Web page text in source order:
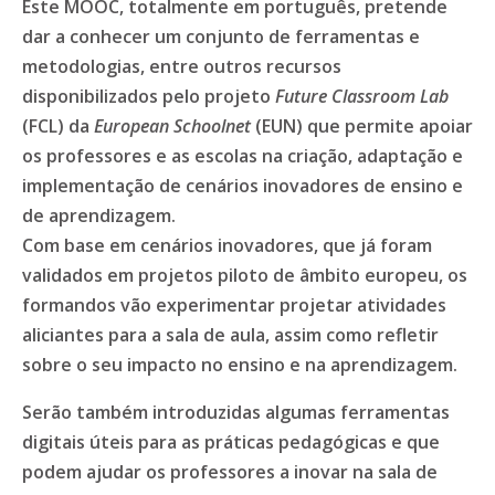
Este MOOC, totalmente em português, pretende
dar a conhecer um conjunto de ferramentas e
metodologias, entre outros recursos
disponibilizados pelo projeto Future Classroom Lab
(FCL) da European Schoolnet(EUN) que permite apoiar
os professores e as escolas na criação, adaptação e
implementação de cenários inovadores de ensino e
de aprendizagem.
Com base em cenários inovadores, que já foram
validados em projetos piloto de âmbito europeu, os
formandos vão experimentar projetar atividades
aliciantes para a sala de aula, assim como refletir
sobre o seu impacto no ensino e na aprendizagem.
Serão também introduzidas algumas ferramentas
digitais úteis para as práticas pedagógicas e que
podem ajudar os professores a inovar na sala de